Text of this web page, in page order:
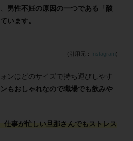
男性不妊の原因の一つである「酸
います。
(引用元： Instagram)
ンほどのサイズで持ち運びしやす
もおしゃれなので職場でも飲みや
仕事が忙しい旦那さんでもストレス